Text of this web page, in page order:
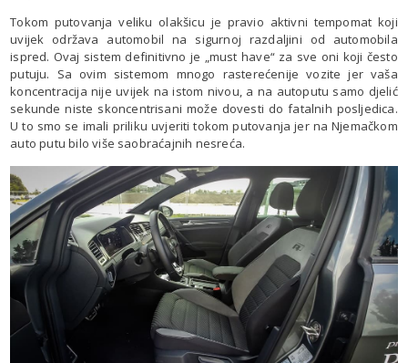
Tokom putovanja veliku olakšicu je pravio aktivni tempomat koji
uvijek održava automobil na sigurnoj razdaljini od automobila
ispred. Ovaj sistem definitivno je „must have“ za sve oni koji često
putuju. Sa ovim sistemom mnogo rasterećenije vozite jer vaša
koncentracija nije uvijek na istom nivou, a na autoputu samo djelić
sekunde niste skoncentrisani može dovesti do fatalnih posljedica.
U to smo se imali priliku uvjeriti tokom putovanja jer na Njemačkom
auto putu bilo više saobraćajnih nesreća.